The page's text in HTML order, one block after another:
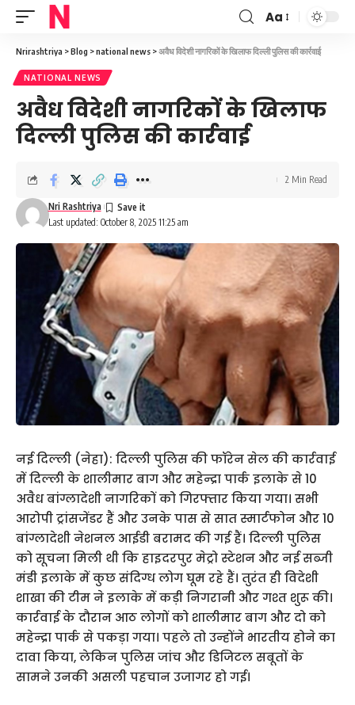
Font
Resizer
Aa
Nrirashtriya >Blog >national news >अवैध विदेशी नागरिकों के खिलाफ दिल्ली पुलिस की कार्रवाई
NATIONAL NEWS
अवैध विदेशी नागरिकों के खिलाफ
दिल्ली पुलिस की कार्रवाई
Last updated: October 8, 2025 11:25 am
Nri Rashtriya
2 Min Read
नई दिल्ली (नेहा): दिल्ली पुलिस की फॉरेन सेल की कार्रवाई
में दिल्ली के शालीमार बाग और महेन्द्रा पार्क इलाके से 10
अवैध बांग्लादेशी नागरिकों को गिरफ्तार किया गया। सभी
आरोपी ट्रांसजेंडर हैं और उनके पास से सात स्मार्टफोन और 10
बांग्लादेशी नेशनल आईडी बरामद की गई हैं। दिल्ली पुलिस
को सूचना मिली थी कि हाइदरपुर मेट्रो स्टेशन और नई सब्जी
मंडी इलाके में कुछ संदिग्ध लोग घूम रहे हैं। तुरंत ही विदेशी
शाखा की टीम ने इलाके में कड़ी निगरानी और गश्त शुरू की।
कार्रवाई के दौरान आठ लोगों को शालीमार बाग और दो को
महेन्द्रा पार्क से पकड़ा गया। पहले तो उन्होंने भारतीय होने का
दावा किया, लेकिन पुलिस जांच और डिजिटल सबूतों के
सामने उनकी असली पहचान उजागर हो गई।